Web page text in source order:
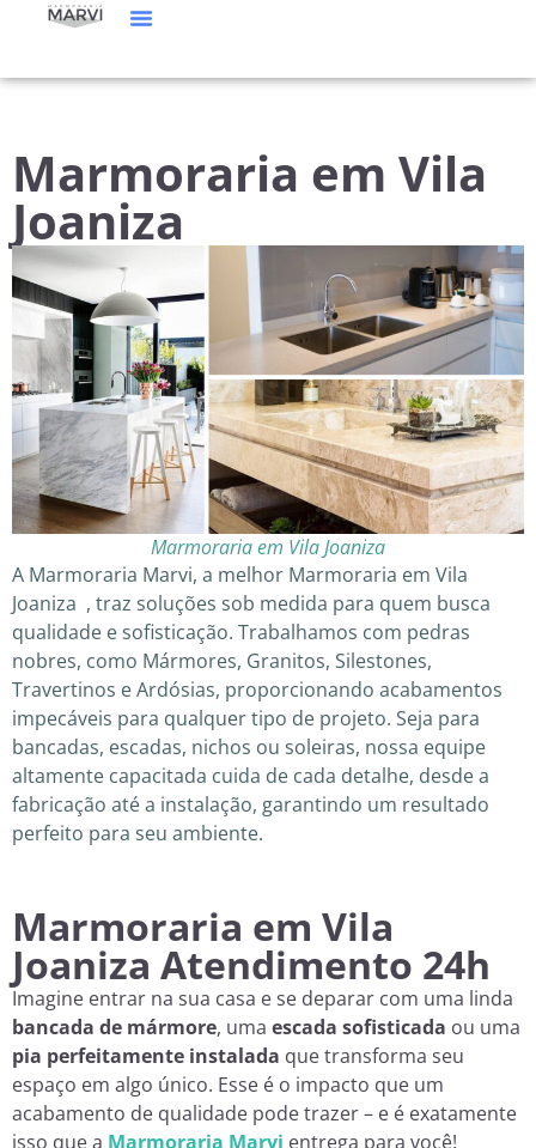
Marmoraria em Vila
Joaniza
Marmoraria em Vila Joaniza
A Marmoraria Marvi, a melhor Marmoraria em Vila
Joaniza , traz soluções sob medida para quem busca
qualidade e sofisticação. Trabalhamos com pedras
nobres, como Mármores, Granitos, Silestones,
Travertinos e Ardósias, proporcionando acabamentos
impecáveis para qualquer tipo de projeto. Seja para
bancadas, escadas, nichos ou soleiras, nossa equipe
altamente capacitada cuida de cada detalhe, desde a
fabricação até a instalação, garantindo um resultado
perfeito para seu ambiente.
Marmoraria em Vila
Joaniza Atendimento 24h
Imagine entrar na sua casa e se deparar com uma linda
bancada de mármore, uma escada sofisticada ou uma
pia perfeitamente instalada que transforma seu
espaço em algo único. Esse é o impacto que um
acabamento de qualidade pode trazer – e é exatamente
isso que a Marmoraria Marvi entrega para você!